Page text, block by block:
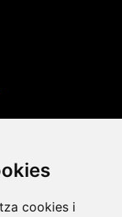
cookies i